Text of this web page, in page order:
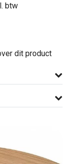
btw
dit product